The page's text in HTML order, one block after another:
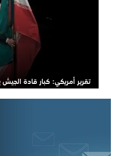
تقرير أمريكي: كبار قادة